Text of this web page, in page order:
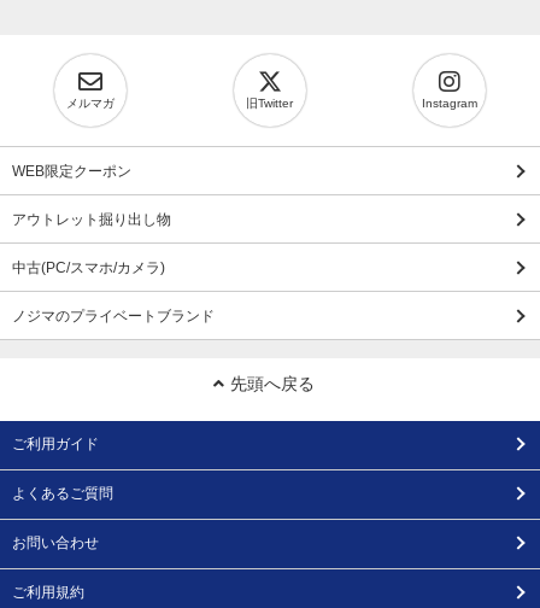
メルマガ 旧Twitter Instagram
WEB限定クーポン
アウトレット掘り出し物
中古(PC/スマホ/カメラ)
ノジマのプライベートブランド
先頭へ戻る
ご利用ガイド
よくあるご質問
お問い合わせ
ご利用規約